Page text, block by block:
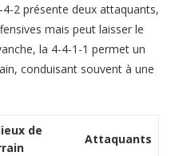
2 présente deux attaquants,
mais peut laisser le
la 4-4-1-1 permet un
conduisant souvent à une
de
Attaquants